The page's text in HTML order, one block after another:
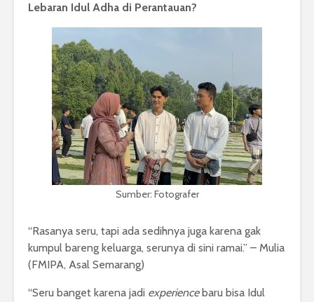
Lebaran Idul Adha di Perantauan?
Sumber: Fotografer
“Rasanya seru, tapi ada sedihnya juga karena gak
kumpul bareng keluarga, serunya di sini ramai.” – Mulia
(FMIPA, Asal Semarang)
“Seru banget karena jadi experiencebaru bisa Idul